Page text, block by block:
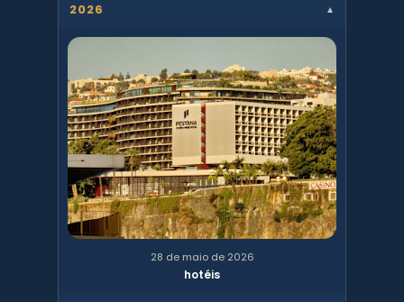
2026 ▼
28 de maio de 2026
hotéis